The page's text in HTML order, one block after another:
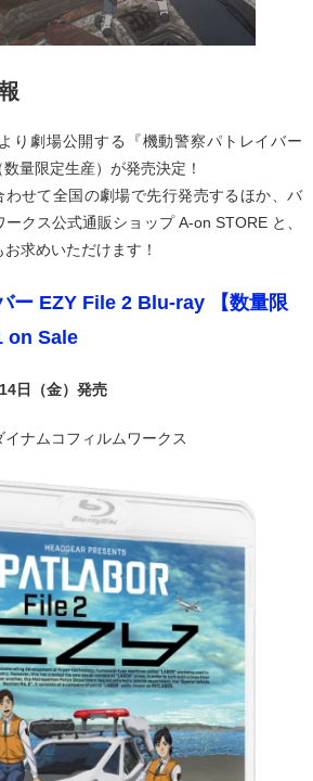
り劇場公開する『機動警察パトレイバー
量限定生産）が発売決定！
せて全国の劇場で先行発売するほか、バ
クス公式通販ショップ A-on STORE と、
求めいただけます！
ー EZY File 2 Blu-ray 【数量限
on Sale
日（金）発売
ナムコフィルムワークス